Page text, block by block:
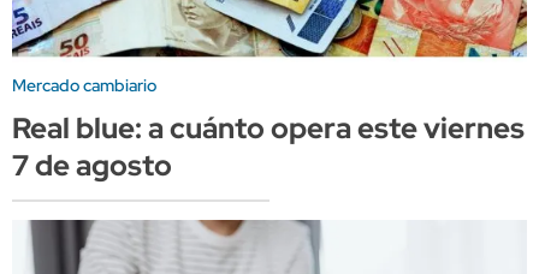
Mercado cambiario
Real blue: a cuánto opera este viernes
7 de agosto